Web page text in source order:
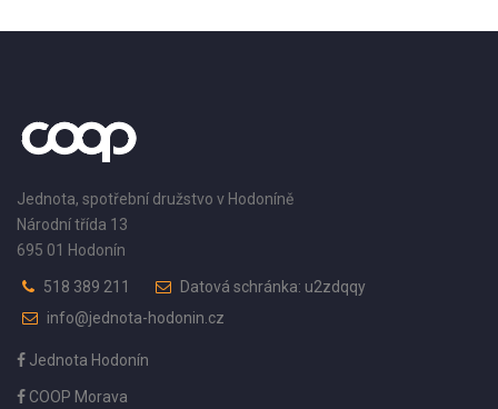
Jednota, spotřební družstvo v Hodoníně
Národní třída 13
695 01 Hodonín
518 389 211
Datová schránka: u2zdqqy
info@jednota-hodonin.cz
Jednota Hodonín
COOP Morava